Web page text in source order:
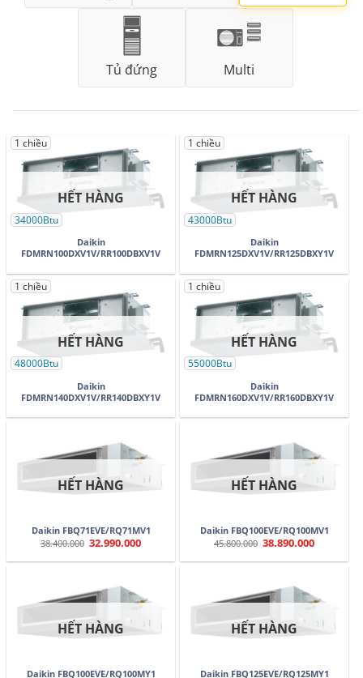
Tủ đứng Multi
1 chiều
34000Btu
HẾT HÀNG
Daikin
FDMRN100DXV1V/RR100DBXV1V
1 chiều
43000Btu
HẾT HÀNG
Daikin
FDMRN125DXV1V/RR125DBXY1V
1 chiều
48000Btu
HẾT HÀNG
Daikin
FDMRN140DXV1V/RR140DBXY1V
1 chiều
55000Btu
HẾT HÀNG
Daikin
FDMRN160DXV1V/RR160DBXY1V
HẾT HÀNG
Daikin FBQ71EVE/RQ71MV1
38.400.000 Giá
là:
32.990.000
tại
HẾT HÀNG
Daikin FBQ100EVE/RQ100MV1
45.800.000 Giá
là:
38.890.000
tại
HẾT HÀNG
Daikin FBQ100EVE/RQ100MY1
HẾT HÀNG
Daikin FBQ125EVE/RQ125MY1